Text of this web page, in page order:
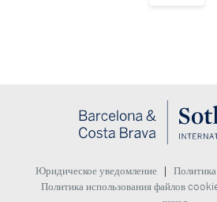
Юридическое уведомление
Политика использования файлов